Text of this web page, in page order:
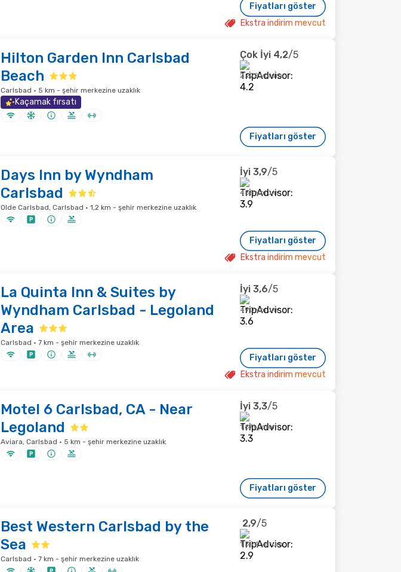
Fiyatları göster
Ekstra indirim mevcut
Hilton Garden Inn Carlsbad
Beach
Carlsbad · 5 km - şehir merkezine uzaklık
Kaçamak fırsatı
Çok İyi 4,2/5
2.222 yorum
Fiyatları göster
Days Inn by Wyndham
Carlsbad
Olde Carlsbad, Carlsbad · 1,2 km - şehir merkezine uzaklık
İyi 3,9/5
455 yorum
Fiyatları göster
Ekstra indirim mevcut
La Quinta Inn & Suites by
Wyndham Carlsbad - Legoland
Area
Carlsbad · 7 km - şehir merkezine uzaklık
İyi 3,6/5
490 yorum
Fiyatları göster
Ekstra indirim mevcut
Motel 6 Carlsbad, CA - Near
Legoland
Aviara, Carlsbad · 5 km - şehir merkezine uzaklık
İyi 3,3/5
1.671 yorum
Fiyatları göster
Best Western Carlsbad by the
Sea
Carlsbad · 7 km - şehir merkezine uzaklık
2,9/5
1.394 yorum